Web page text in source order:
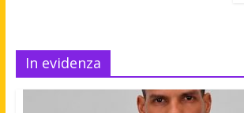
In evidenza